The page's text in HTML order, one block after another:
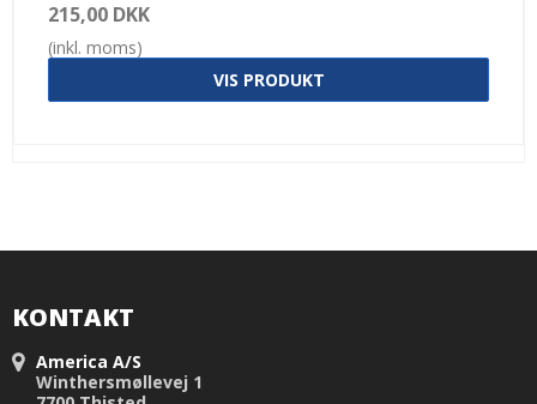
215,00 DKK
(inkl. moms)
VIS PRODUKT
KONTAKT
America A/S
Winthersmøllevej 1